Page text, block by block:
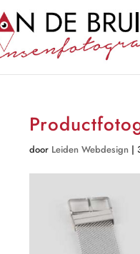
door Leiden Webdesign |